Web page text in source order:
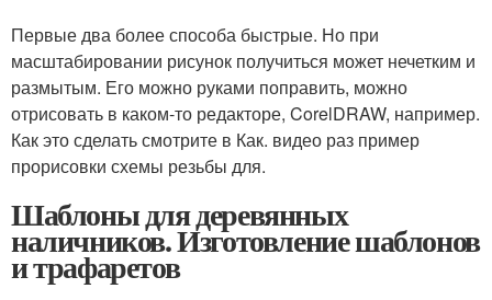
Первые два более способа быстрые. Но при
масштабировании рисунок получиться может нечетким и
размытым. Его можно руками поправить, можно
отрисовать в каком-то редакторе, CorelDRAW, например.
Как это сделать смотрите в Как. видео раз пример
прорисовки схемы резьбы для.
Шаблоны для деревянных
наличников. Изготовление шаблонов
и трафаретов